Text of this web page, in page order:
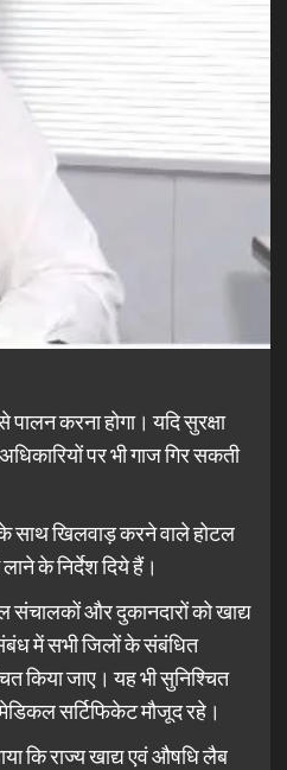
पालन करना होगा। यदि सुरक्षा
पर भी गाज गिर सकती
के साथ खिलवाड़ करने वाले होटल
के निर्देश दिये हैं।
संचालकों और दुकानदारों को खाद्य
संबंध में सभी जिलों के संबंधित
किया जाए। यह भी सुनिश्चित
मेडिकल सर्टिफिकेट मौजूद रहे।
कि राज्य खाद्य एवं औषधि लैब